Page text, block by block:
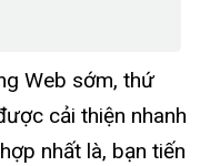
Web sớm, thứ
cải thiện nhanh
nhất là, bạn tiến